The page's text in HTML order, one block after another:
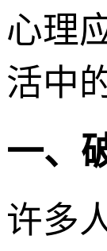
心理
活中
一、
许多